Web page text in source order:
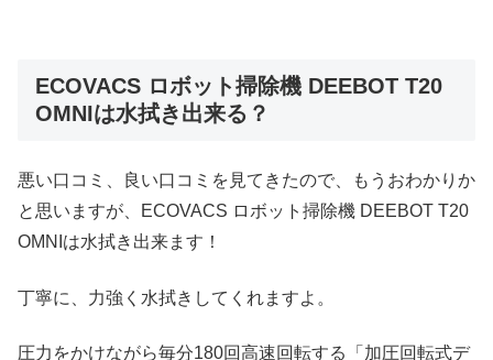
ECOVACS ロボット掃除機 DEEBOT T20
OMNIは水拭き出来る？
悪い口コミ、良い口コミを見てきたので、もうおわかりか
と思いますが、ECOVACS ロボット掃除機 DEEBOT T20
OMNIは水拭き出来ます！
丁寧に、力強く水拭きしてくれますよ。
圧力をかけながら毎分180回高速回転する「加圧回転式デ